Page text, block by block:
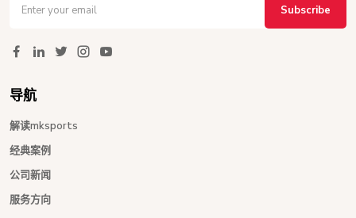
Subscribe
导航
解读mksports
经典案例
公司新闻
服务方向